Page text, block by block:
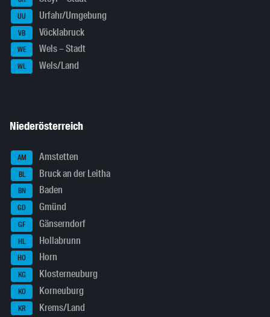
UU Urfahr/Umgebung
VB Vöcklabruck
WE Wels – Stadt
WL Wels/Land
Niederösterreich
AM Amstetten
BL Bruck an der Leitha
BN Baden
GD Gmünd
GF Gänserndorf
HL Hollabrunn
HO Horn
KG Klosterneuburg
KO Korneuburg
KR Krems/Land